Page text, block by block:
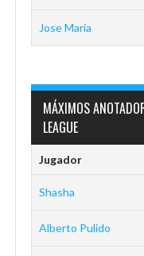
Jose Maria
MÁXIMOS
LEAGUE
Jugador
Shasha
Alberto Pulido